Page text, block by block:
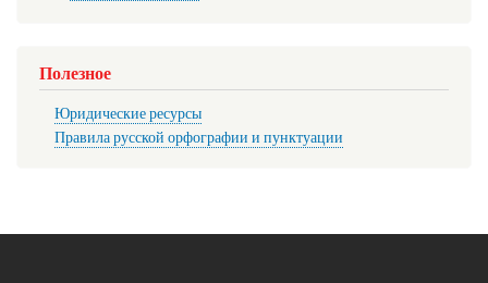
Полезное
Юридические ресурсы
Правила русской орфографии и пунктуации